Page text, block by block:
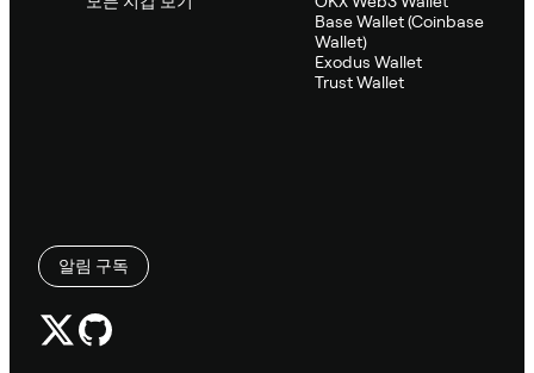
Base Wallet (Coinbase
Wallet)
Exodus Wallet
Trust Wallet
알림 구독